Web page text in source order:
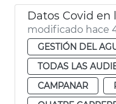
Datos Covid en
modificado hace
GESTIÓN DEL
TODAS LAS
CAMPANAR